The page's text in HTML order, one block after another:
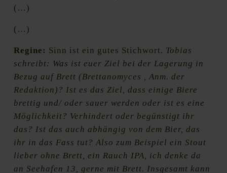
(…)
(…)
Regine: Sinn ist ein gutes Stichwort. Tobias
schreibt: Was ist euer Ziel bei der Lagerung in
Bezug auf Brett (Brettanomyces , Anm. der
Redaktion)? Ist es das Ziel, dass einige Biere
brettig und/ oder sauer werden oder ist es eine
Möglichkeit? Verhindert oder begünstigt ihr
das? Ist das auch abhängig von dem Bier, das
ihr in das Fass tut? Also zum Beispiel ein Stout
lieber ohne Brett, ein Rauch IPA, ich denke da
an Seehafen 13, gerne mit Brett. Insgesamt kann